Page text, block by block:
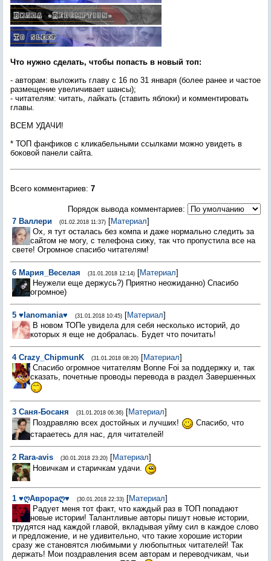
Что нужно сделать, чтобы попасть в новый топ:
- авторам: выложить главу с 16 по 31 января (более ранее и частое
размещение увеличивает шансы);
- читателям: читать, лайкать (ставить яблоки) и комментировать
главы.
ВСЕМ УДАЧИ!
* ТОП фанфиков с кликабельными ссылками можно увидеть в
боковой панели сайта.
Всего комментариев: 7
Порядок вывода комментариев:
7 Валлери (01.02.2018 11:37) [Материал]
Ох, я тут осталась без компа и даже нормально следить за
сайтом не могу, с телефона сижу, так что пропустила все на
свете! Огромное спасибо читателям!
6 Мария_Веселая (31.01.2018 12:14) [Материал]
Неужели еще держусь?) Приятно неожиданно) Спасибо
огромное)
5 ♥Ianomania♥ (31.01.2018 10:45) [Материал]
В новом ТОПе увидела для себя несколько историй, до
которых я еще не добралась. Будет что почитать!
4 Crazy_ChipmunK (31.01.2018 08:20) [Материал]
Спасибо огромное читателям Bonne Foi за поддержку и, так
сказать, почетные проводы перевода в раздел Завершенных
3 Саня-Босаня (31.01.2018 06:36) [Материал]
Поздравляю всех достойных и лучших!
Спасибо, что
стараетесь для нас, для читателей!
2 Rara-avis (30.01.2018 23:20) [Материал]
Новичкам и старичкам удачи.
1 ♥ღАврораღ♥ (30.01.2018 22:33) [Материал]
Радует меня тот факт, что каждый раз в ТОП попадают
новые истории! Талантливые авторы пишут новые истории,
трудятся над каждой главой, вкладывая уйму сил в каждое слово
и предложение, и не удивительно, что такие хорошие истории
сразу же становятся любимыми у любопытных читателей! Так
держать! Мои поздравления всем авторам и переводчикам, чьи